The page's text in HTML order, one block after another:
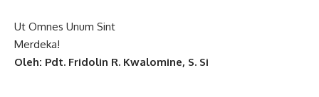
Ut Omnes Unum Sint
Merdeka!
Oleh: Pdt. Fridolin R. Kwalomine, S. Si